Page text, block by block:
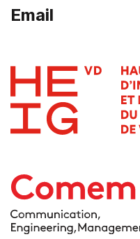
Email